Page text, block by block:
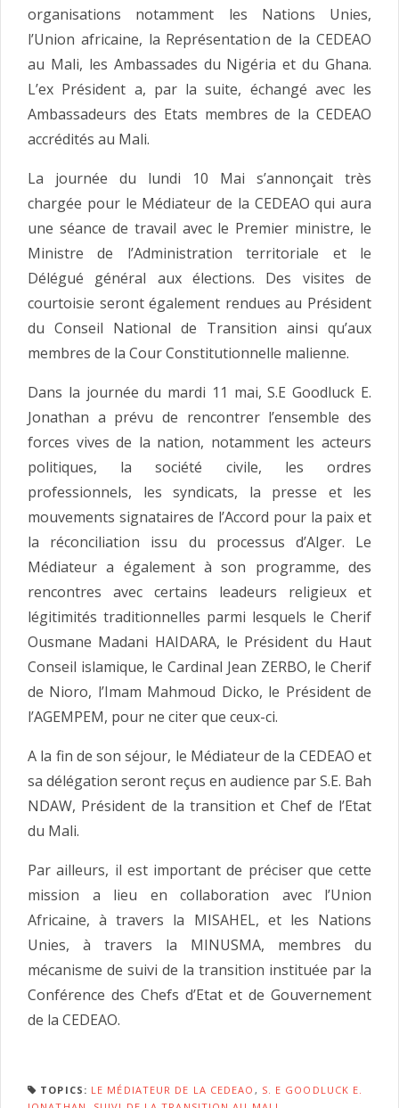
organisations notamment les Nations Unies,
l’Union africaine, la Représentation de la CEDEAO
au Mali, les Ambassades du Nigéria et du Ghana.
L’ex Président a, par la suite, échangé avec les
Ambassadeurs des Etats membres de la CEDEAO
accrédités au Mali.
La journée du lundi 10 Mai s’annonçait très
chargée pour le Médiateur de la CEDEAO qui aura
une séance de travail avec le Premier ministre, le
Ministre de l’Administration territoriale et le
Délégué général aux élections. Des visites de
courtoisie seront également rendues au Président
du Conseil National de Transition ainsi qu’aux
membres de la Cour Constitutionnelle malienne.
Dans la journée du mardi 11 mai, S.E Goodluck E.
Jonathan a prévu de rencontrer l’ensemble des
forces vives de la nation, notamment les acteurs
politiques, la société civile, les ordres
professionnels, les syndicats, la presse et les
mouvements signataires de l’Accord pour la paix et
la réconciliation issu du processus d’Alger. Le
Médiateur a également à son programme, des
rencontres avec certains leadeurs religieux et
légitimités traditionnelles parmi lesquels le Cherif
Ousmane Madani HAIDARA, le Président du Haut
Conseil islamique, le Cardinal Jean ZERBO, le Cherif
de Nioro, l’Imam Mahmoud Dicko, le Président de
l’AGEMPEM, pour ne citer que ceux-ci.
A la fin de son séjour, le Médiateur de la CEDEAO et
sa délégation seront reçus en audience par S.E. Bah
NDAW, Président de la transition et Chef de l’Etat
du Mali.
Par ailleurs, il est important de préciser que cette
mission a lieu en collaboration avec l’Union
Africaine, à travers la MISAHEL, et les Nations
Unies, à travers la MINUSMA, membres du
mécanisme de suivi de la transition instituée par la
Conférence des Chefs d’Etat et de Gouvernement
de la CEDEAO.
TOPICS: LE MÉDIATEUR DE LA CEDEAO , S. E GOODLUCK E.